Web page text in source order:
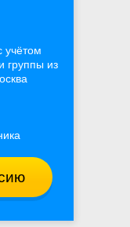
учётом
группы из